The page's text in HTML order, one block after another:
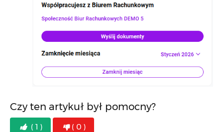
Czy ten artykuł był pomocny?
( 1 ) ( 0 )